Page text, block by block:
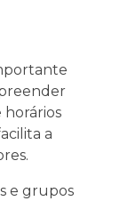
horários
a
e grupos